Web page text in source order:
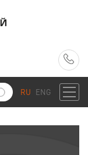
RU ENG